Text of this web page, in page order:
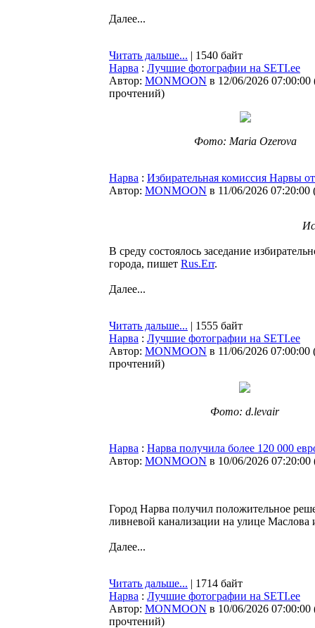
Далее...
Читать дальше... | 1540 байт
Нарва : Лучшие фотографии на SETI.ee
Автор: MONMOON в 12/06/2026 07:00:00
прочтений)
Фото: Maria Ozerova
Нарва : Избирательная комиссия Нарвы
Автор: MONMOON в 11/06/2026 07:20:00
В среду состоялось заседание
города, пишет Rus.Err.
Далее...
Читать дальше... | 1555 байт
Нарва : Лучшие фотографии на SETI.ee
Автор: MONMOON в 11/06/2026 07:00:00
прочтений)
Фото: d.levair
Нарва : Нарва получила более 120 000
Автор: MONMOON в 10/06/2026 07:20:00
Город Нарва получил положительное
ливневой канализации на улице
Далее...
Читать дальше... | 1714 байт
Нарва : Лучшие фотографии на SETI.ee
Автор: MONMOON в 10/06/2026 07:00:00
прочтений)